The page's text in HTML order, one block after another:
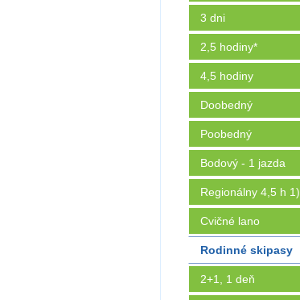
3 dni
2,5 hodiny*
4,5 hodiny
Doobedný
Poobedný
Bodový - 1 jazda
Regionálny 4,5 h 1)
Cvičné lano
Rodinné skipasy
2+1, 1 deň